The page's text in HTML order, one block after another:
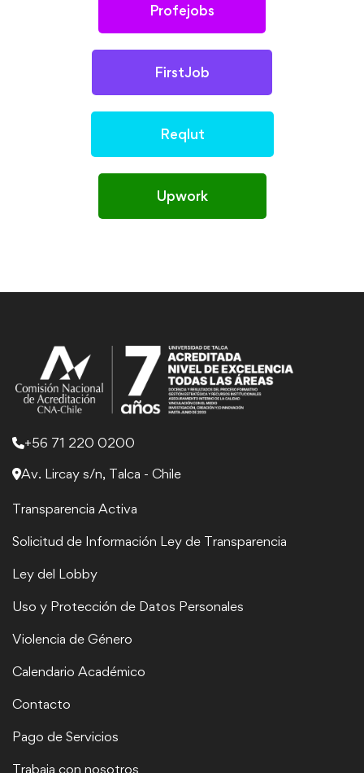
Profejobs
FirstJob
Reqlut
Upwork
+56 71 220 0200
Av. Lircay s/n, Talca - Chile
Transparencia Activa
Solicitud de Información Ley de Transparencia
Ley del Lobby
Uso y Protección de Datos Personales
Violencia de Género
Calendario Académico
Contacto
Pago de Servicios
Trabaja con nosotros